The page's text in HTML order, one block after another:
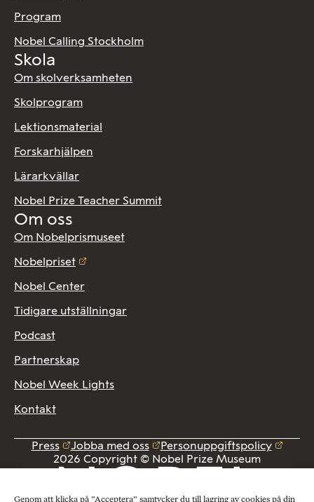
Genom att klicka på ”Acceptera” samtycker du till lagring av cookies på din
Program
Nobel Calling Stockholm
Skola
Om skolverksamheten
Skolprogram
Lektionsmaterial
Forskarhjälpen
Lärarkvällar
Nobel Prize Teacher Summit
Om oss
Om Nobelprismuseet
Nobelpriset
Nobel Center
Tidigare utställningar
Podcast
Partnerskap
Nobel Week Lights
Kontakt
Press Jobba med oss
Personuppgiftspolicy
2026 Copyright © Nobel Prize Museum